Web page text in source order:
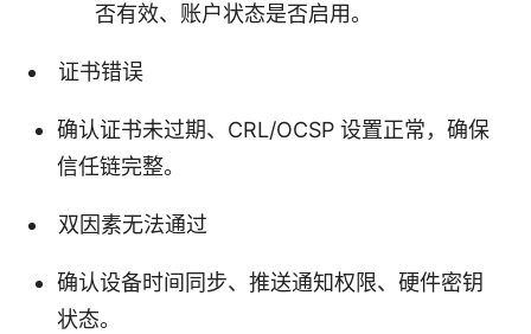
否有效、账户状态是否启用。
证书错误
确认证书未过期、CRL/OCSP 设置正常，确保
信任链完整。
双因素无法通过
确认设备时间同步、推送通知权限、硬件密钥
状态。